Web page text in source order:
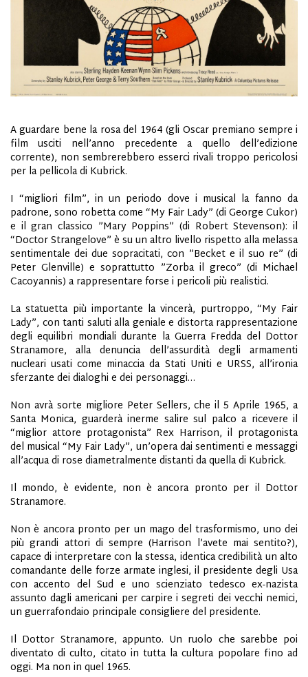
A guardare bene la rosa del 1964 (gli Oscar premiano sempre i
film usciti nell’anno precedente a quello dell’edizione
corrente), non sembrerebbero esserci rivali troppo pericolosi
per la pellicola di Kubrick.
I “migliori film”, in un periodo dove i musical la fanno da
padrone, sono robetta come “My Fair Lady” (di George Cukor)
e il gran classico ”Mary Poppins” (di Robert Stevenson): il
“Doctor Strangelove” è su un altro livello rispetto alla melassa
sentimentale dei due sopracitati, con ”Becket e il suo re” (di
Peter Glenville) e soprattutto ”Zorba il greco” (di Michael
Cacoyannis) a rappresentare forse i pericoli più realistici.
La statuetta più importante la vincerà, purtroppo, “My Fair
Lady”, con tanti saluti alla geniale e distorta rappresentazione
degli equilibri mondiali durante la Guerra Fredda del Dottor
Stranamore, alla denuncia dell’assurdità degli armamenti
nucleari usati come minaccia da Stati Uniti e URSS, all’ironia
sferzante dei dialoghi e dei personaggi…
Non avrà sorte migliore Peter Sellers, che il 5 Aprile 1965, a
Santa Monica, guarderà inerme salire sul palco a ricevere il
“miglior attore protagonista” Rex Harrison, il protagonista
del musical “My Fair Lady”, un’opera dai sentimenti e messaggi
all’acqua di rose diametralmente distanti da quella di Kubrick.
Il mondo, è evidente, non è ancora pronto per il Dottor
Stranamore.
Non è ancora pronto per un mago del trasformismo, uno dei
più grandi attori di sempre (Harrison l’avete mai sentito?),
capace di interpretare con la stessa, identica credibilità un alto
comandante delle forze armate inglesi, il presidente degli Usa
con accento del Sud e uno scienziato tedesco ex-nazista
assunto dagli americani per carpire i segreti dei vecchi nemici,
un guerrafondaio principale consigliere del presidente.
Il Dottor Stranamore, appunto. Un ruolo che sarebbe poi
diventato di culto, citato in tutta la cultura popolare fino ad
oggi. Ma non in quel 1965.